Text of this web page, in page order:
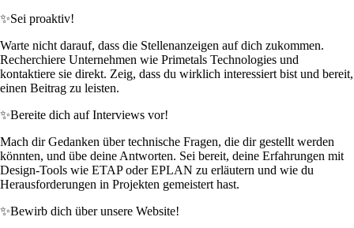
✨Sei proaktiv!
Warte nicht darauf, dass die Stellenanzeigen auf dich zukommen.
Recherchiere Unternehmen wie Primetals Technologies und
kontaktiere sie direkt. Zeig, dass du wirklich interessiert bist und bereit,
einen Beitrag zu leisten.
✨Bereite dich auf Interviews vor!
Mach dir Gedanken über technische Fragen, die dir gestellt werden
könnten, und übe deine Antworten. Sei bereit, deine Erfahrungen mit
Design-Tools wie ETAP oder EPLAN zu erläutern und wie du
Herausforderungen in Projekten gemeistert hast.
✨Bewirb dich über unsere Website!